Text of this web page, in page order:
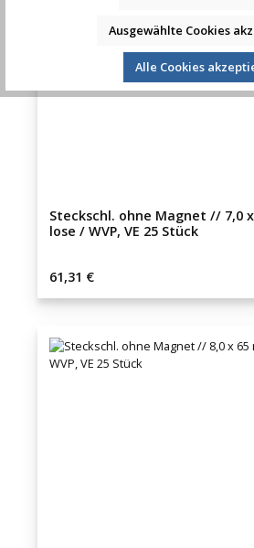
Steckschl. ohne Magnet // 7,0
lose / WVP, VE 25 Stück
Regulärer Preis:
61,31 €
Ausgewählte Cookies
Alle Cookies